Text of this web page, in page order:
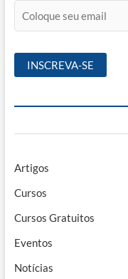
Artigos
Cursos
Cursos Gratuitos
Eventos
Notícias